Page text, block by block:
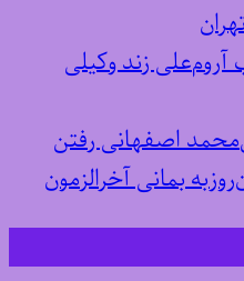
علی زند وکیلی
محمد اصفهانی رفتن
روزبه بمانی آخرالزمون